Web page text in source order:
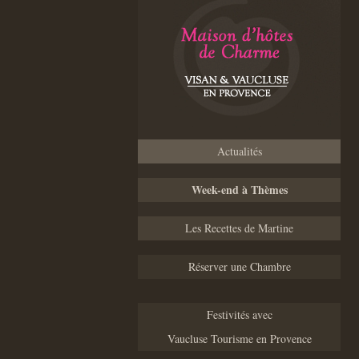
Actualités
Week-end à Thèmes
Les Recettes de Martine
Réserver une Chambre
Festivités avec
Vaucluse Tourisme en Provence